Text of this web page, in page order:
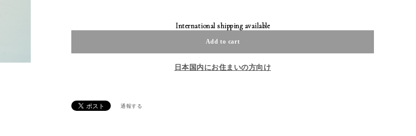
International shipping available
Add to cart
日本国内にお住まいの方向け
通報する